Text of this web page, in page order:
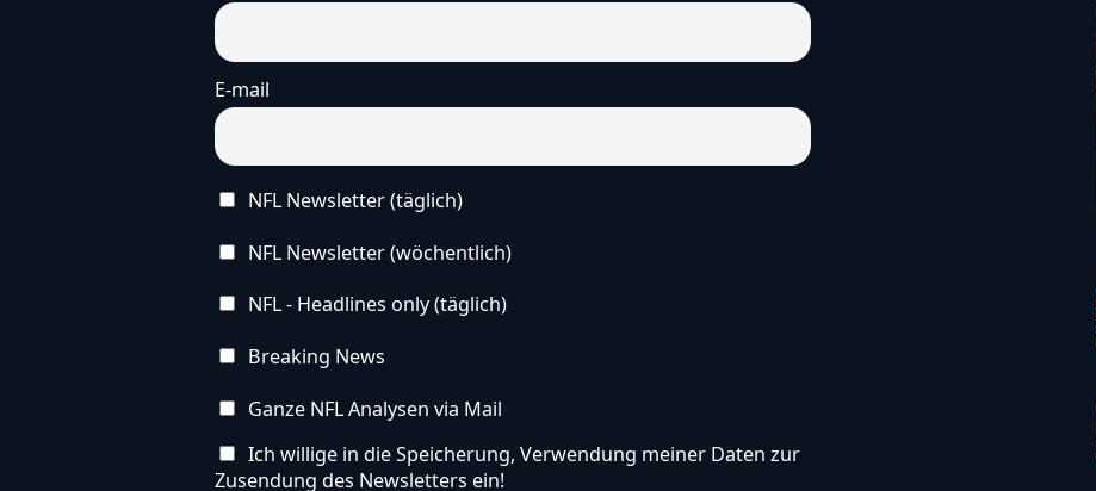
E-mail
NFL Newsletter (täglich)
NFL Newsletter (wöchentlich)
NFL - Headlines only (täglich)
Breaking News
Ganze NFL Analysen via Mail
Ich willige in die Speicherung, Verwendung meiner Daten zur
Zusendung des Newsletters ein!